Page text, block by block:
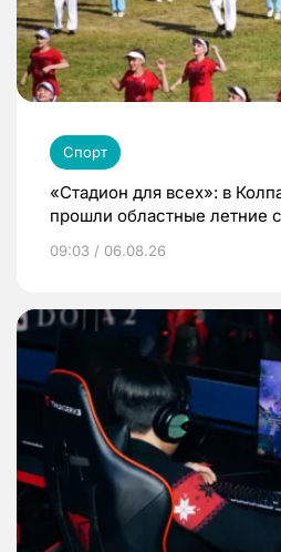
Спорт
«Стадион для всех»: в
прошли областные летние
09:03 / 06.08.26